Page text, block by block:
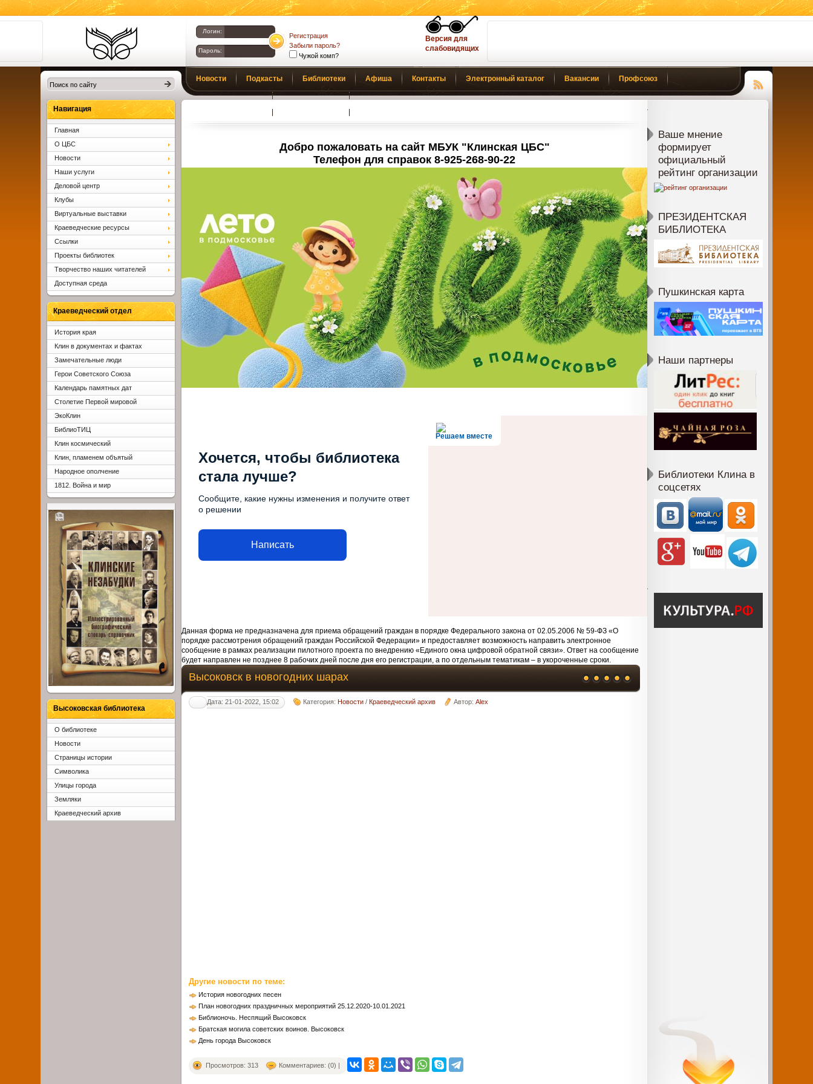
Библиотеки
Клина. Клинская
ЦБС.
Логин:
Пароль:
Регистрация
Забыли пароль?
Чужой комп?
Версия для
слабовидящих
Новости Подкасты Библиотеки Афиша Контакты Электронный каталог Вакансии Профсоюз
Чтение
Добро пожаловать на сайт МБУК "Клинская ЦБС"
Телефон для справок 8-925-268-90-22
Решаем вместе
Хочется, чтобы библиотека
стала лучше?
Сообщите, какие нужны изменения и получите ответ
о решении
Написать
Данная форма не предназначена для приема обращений граждан в порядке Федерального закона от 02.05.2006 № 59-ФЗ «О
порядке рассмотрения обращений граждан Российской Федерации» и предоставляет возможность направить электронное
сообщение в рамках реализации пилотного проекта по внедрению «Единого окна цифровой обратной связи». Ответ на сообщение
будет направлен не позднее 8 рабочих дней после дня его регистрации, а по отдельным тематикам – в укороченные сроки.
Высоковск в новогодних шарах
Дата: 21-01-2022, 15:02 Категория:Новости /Краеведческий архив Автор:Alex
Другие новости по теме:
История новогодних песен
План новогодних праздничных мероприятий 25.12.2020-10.01.2021
Библионочь. Неспящий Высоковск
Братская могила советских воинов. Высоковск
День города Высоковск
Просмотров: 313 Комментариев: (0) |
Ваше мнение
формирует
официальный
рейтинг организации
ПРЕЗИДЕНТСКАЯ
БИБЛИОТЕКА
Пушкинская карта
Наши партнеры
Библиотеки Клина в
соцсетях
Навигация
Главная
О ЦБС
Новости
Наши услуги
Деловой центр
Клубы
Виртуальные выставки
Краеведческие ресурсы
Ссылки
Проекты библиотек
Творчество наших читателей
Доступная среда
Краеведческий отдел
История края
Клин в документах и фактах
Замечательные люди
Герои Советского Союза
Календарь памятных дат
Столетие Первой мировой
ЭкоКлин
БиблиоТИЦ
Клин космический
Клин, пламенем объятый
Народное ополчение
1812. Война и мир
Высоковская библиотека
О библиотеке
Новости
Страницы истории
Символика
Улицы города
Земляки
Краеведческий архив